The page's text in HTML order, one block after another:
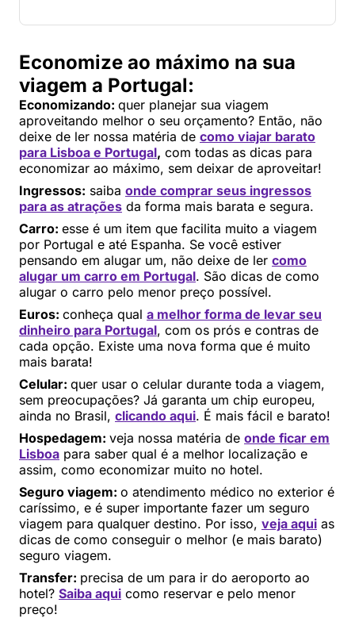
Economize ao máximo na sua
viagem a Portugal:
Economizando: quer planejar sua viagem
aproveitando melhor o seu orçamento? Então, não
deixe de ler nossa matéria de como viajar barato
para Lisboa e Portugal, com todas as dicas para
economizar ao máximo, sem deixar de aproveitar!
Ingressos: saiba onde comprar seus ingressos
para as atrações da forma mais barata e segura.
Carro: esse é um item que facilita muito a viagem
por Portugal e até Espanha. Se você estiver
pensando em alugar um, não deixe de ler como
alugar um carro em Portugal. São dicas de como
alugar o carro pelo menor preço possível.
Euros: conheça qual a melhor forma de levar seu
dinheiro para Portugal, com os prós e contras de
cada opção. Existe uma nova forma que é muito
mais barata!
Celular: quer usar o celular durante toda a viagem,
sem preocupações? Já garanta um chip europeu,
ainda no Brasil, clicando aqui. É mais fácil e barato!
Hospedagem: veja nossa matéria de onde ficar em
Lisboa para saber qual é a melhor localização e
assim, como economizar muito no hotel.
Seguro viagem: o atendimento médico no exterior é
caríssimo, e é super importante fazer um seguro
viagem para qualquer destino. Por isso, veja aqui as
dicas de como conseguir o melhor (e mais barato)
seguro viagem.
Transfer: precisa de um para ir do aeroporto ao
hotel? Saiba aqui como reservar e pelo menor
preço!